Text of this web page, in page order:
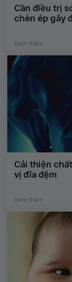
Cần điều trị
chèn ép gây
Xem thêm
Cải thiện
vị đĩa đệm
Xem thêm